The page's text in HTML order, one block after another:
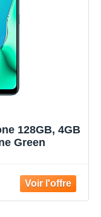
128GB, 4GB
Green